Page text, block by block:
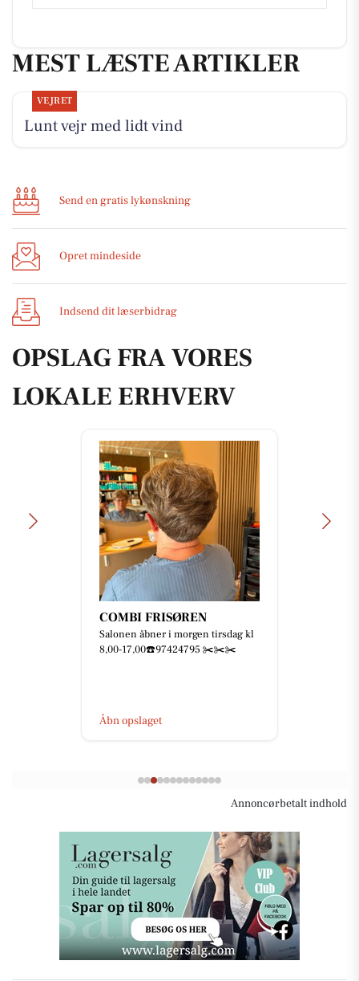
MEST LÆSTE ARTIKLER
VEJRET
Lunt vejr med lidt vind
Send en gratis lykønskning
Opret mindeside
Indsend dit læserbidrag
OPSLAG FRA VORES
LOKALE ERHVERV
COMBI FRISØREN
Salonen åbner i morgen tirsdag kl
8,00-17,00☎️97424795 ✂️✂️✂️
Åbn opslaget
Annoncørbetalt indhold